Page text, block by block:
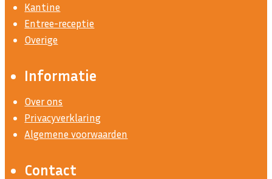
Kantine
Entree-receptie
Overige
Informatie
Over ons
Privacyverklaring
Algemene voorwaarden
Contact